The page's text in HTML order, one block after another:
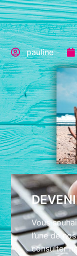
pauline
Vous
l’une de
consulter